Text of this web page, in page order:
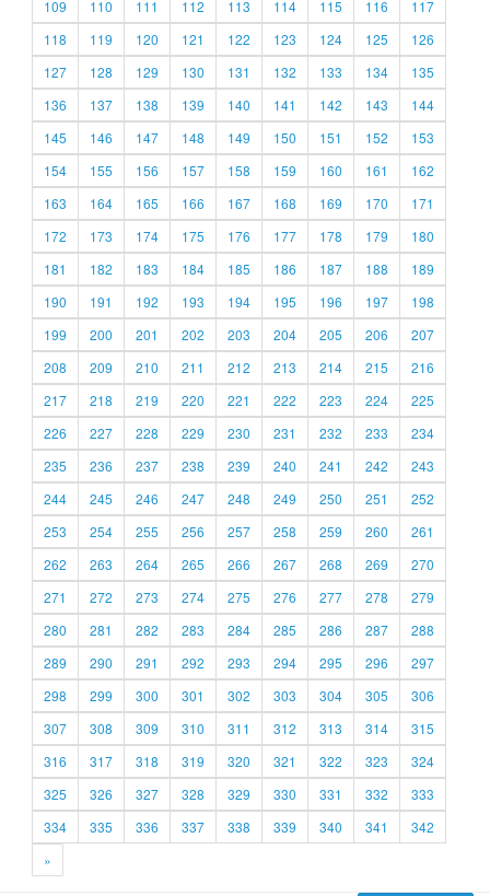
109
110 111 112 113 114 115 116
117
118
119 120 121 122 123 124 125
126
127
128 129 130 131 132 133 134
135
136
137 138 139 140 141 142 143
144
145
146 147 148 149 150 151 152
153
154
155 156 157 158 159 160 161
162
163
164 165 166 167 168 169 170
171
172
173 174 175 176 177 178 179
180
181
182 183 184 185 186 187 188
189
190
191 192 193 194 195 196 197
198
199
200 201 202 203 204 205 206
207
208
209 210 211 212 213 214 215
216
217
218 219 220 221 222 223 224
225
226
227 228 229 230 231 232 233
234
235
236 237 238 239 240 241 242
243
244
245 246 247 248 249 250 251
252
253
254 255 256 257 258 259 260
261
262
263 264 265 266 267 268 269
270
271
272 273 274 275 276 277 278
279
280
281 282 283 284 285 286 287
288
289
290 291 292 293 294 295 296
297
298
299 300 301 302 303 304 305
306
307
308 309 310 311 312 313 314
315
316
317 318 319 320 321 322 323
324
325
326 327 328 329 330 331 332
333
334
335 336 337 338 339 340 341
342
»